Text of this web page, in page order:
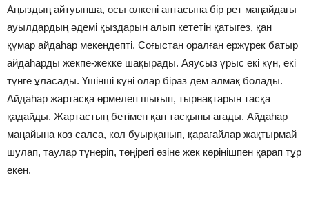
Аңыздың айтуынша, осы өлкені аптасына бір рет маңайдағы
ауылдардың әдемі қыздарын алып кететін қатыгез, қан
құмар айдаһар мекендепті. Соғыстан оралған ержүрек батыр
айдаһарды жекпе-жекке шақырады. Аяусыз ұрыс екі күн, екі
түнге ұласады. Үшінші күні олар біраз дем алмақ болады.
Айдаһар жартасқа өрмелеп шығып, тырнақтарын тасқа
қадайды. Жартастың бетімен қан тасқыны ағады. Айдаһар
маңайына көз салса, көл буырқанып, қарағайлар жақтырмай
шулап, таулар түнеріп, төңірегі өзіне жек көрінішпен қарап тұр
екен.